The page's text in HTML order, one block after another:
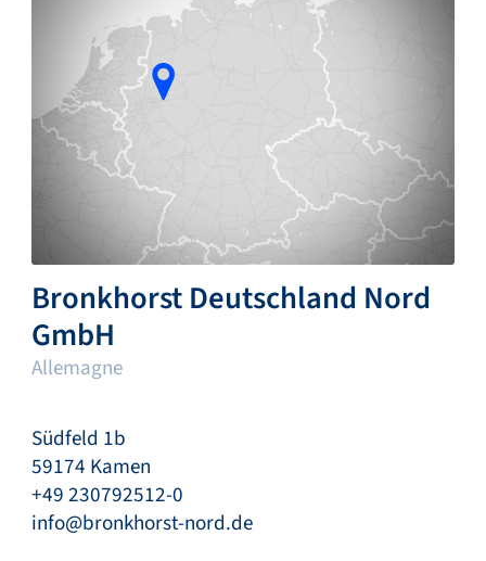
Bronkhorst Deutschland Nord
GmbH
Allemagne
Südfeld 1b
59174 Kamen
+49 230792512-0
info@bronkhorst-nord.de